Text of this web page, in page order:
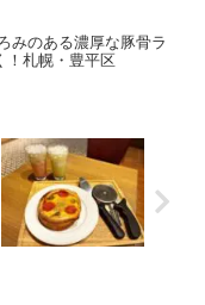
みのある濃厚な豚骨ラ
！札幌・豊平区